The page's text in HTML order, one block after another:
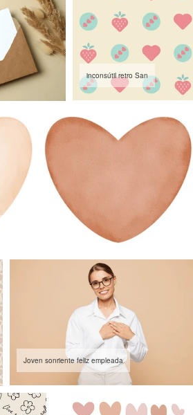
inconsútil retro San
Joven sonriente feliz empleada